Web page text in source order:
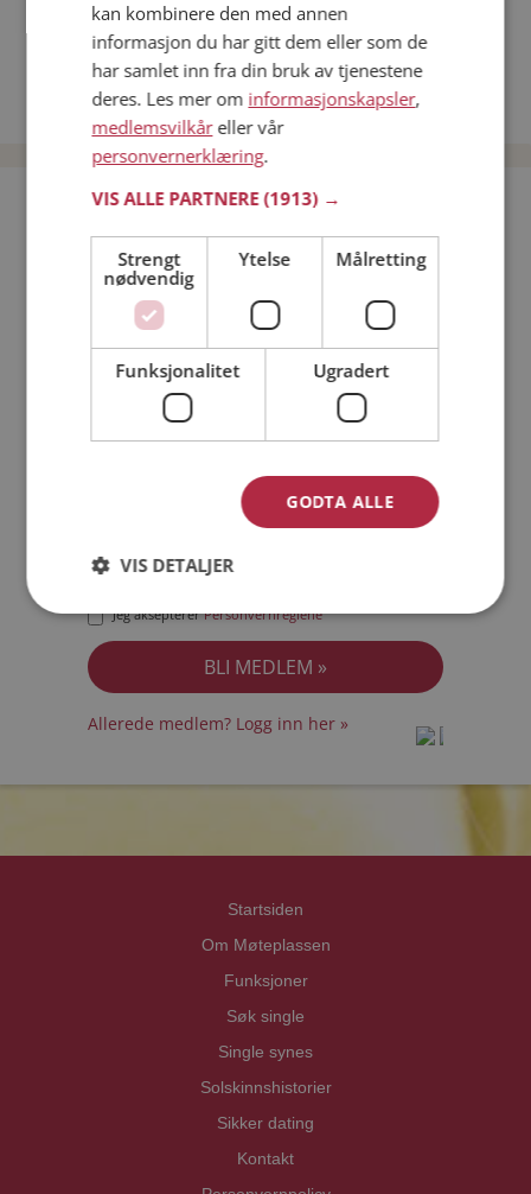
Andre single fra Ringerike
Kvinner fra Ringerike
Date kvinner i Norge
Date menn i Norge
Bli medlem gratis!
Jeg er en:
Jeg akseptererPersonvernreglene
Allerede medlem? Logg inn her »
Startsiden
Om Møteplassen
Funksjoner
Søk single
Single synes
Solskinnshistorier
Sikker dating
Kontakt
kan kombinere den med annen
informasjon du har gitt dem eller som de
har samlet inn fra din bruk av tjenestene
deres. Les mer om informasjonskapsler,
medlemsvilkåreller vår
personvernerklæring.
VIS ALLE PARTNERE(1913) →
Strengt
nødvendig
Ytelse Målretting
Funksjonalitet Ugradert
GODTA ALLE
VIS DETALJER